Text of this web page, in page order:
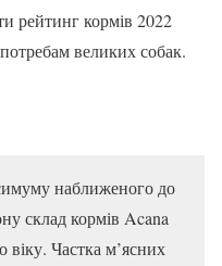
рейтинг кормів 2022
великих собак.
наближеного до
склад кормів Acana
віку. Частка м’ясних